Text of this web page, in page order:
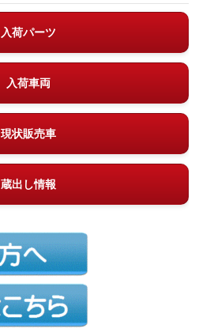
入荷パーツ
入荷車両
現状販売車
蔵出し情報